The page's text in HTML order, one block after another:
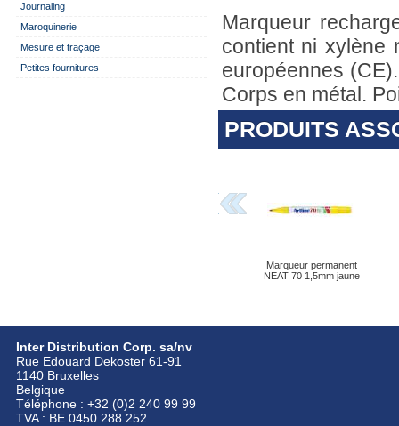
Journaling
Maroquinerie
Mesure et traçage
Petites fournitures
Marqueur
contient ni xylène
européennes
Corps en métal.
PRODUITS
Marqueur permanent
NEAT 70 1,5mm jaune
Inter Distribution Corp. sa/nv
Rue Edouard Dekoster 61-91
1140 Bruxelles
Belgique
Téléphone : +32 (0)2 240 99 99
TVA : BE 0450.288.252